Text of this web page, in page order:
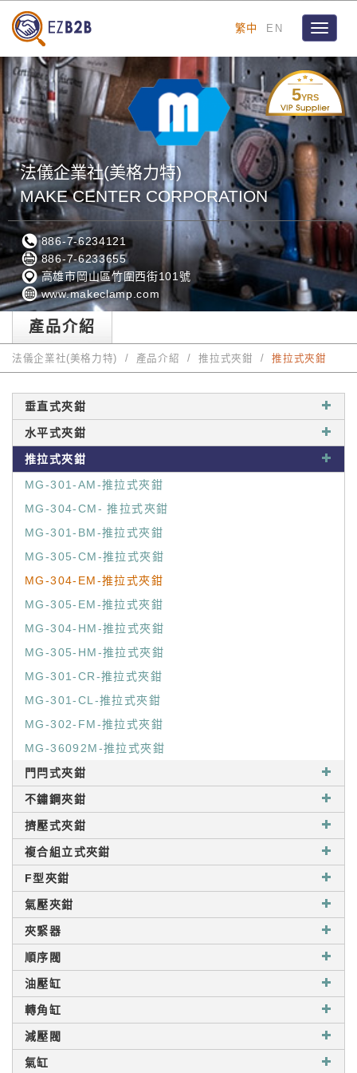
繁中 EN
Toggle
5YRS
法儀企業社(美格力特)
MAKE CENTER CORPORATION
886-7-6234121
886-7-6233655
高雄市岡山區竹圍西街101號
www.makeclamp.com
產品介紹
法儀企業社(美格力特) 產品介紹 推拉式夾鉗 推拉式夾鉗
垂直式夾鉗
水平式夾鉗
推拉式夾鉗
MG-301-AM-推拉式夾鉗
MG-304-CM- 推拉式夾鉗
MG-301-BM-推拉式夾鉗
MG-305-CM-推拉式夾鉗
MG-304-EM-推拉式夾鉗
MG-305-EM-推拉式夾鉗
MG-304-HM-推拉式夾鉗
MG-305-HM-推拉式夾鉗
MG-301-CR-推拉式夾鉗
MG-301-CL-推拉式夾鉗
MG-302-FM-推拉式夾鉗
MG-36092M-推拉式夾鉗
門閂式夾鉗
不鏽鋼夾鉗
擠壓式夾鉗
複合組立式夾鉗
F型夾鉗
氣壓夾鉗
夾緊器
順序閥
油壓缸
轉角缸
減壓閥
氣缸